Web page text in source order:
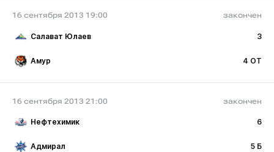
16 сентября 2013 19:00 закончен
Салават Юлаев 3
Амур 4 ОТ
16 сентября 2013 21:00 закончен
Нефтехимик 6
Адмирал 5 Б